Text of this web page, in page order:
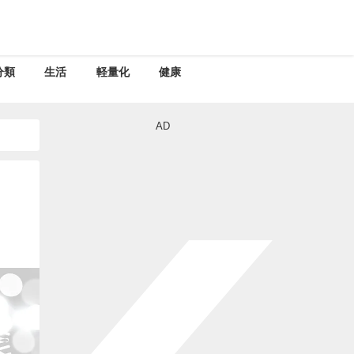
類 生活 軽量化 健康
AD